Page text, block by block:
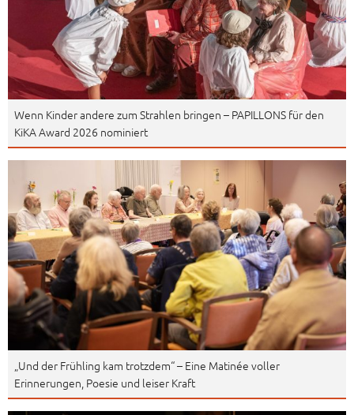
Wenn Kinder andere zum Strahlen bringen – PAPILLONS für den
KiKA Award 2026 nominiert
„Und der Frühling kam trotzdem“ – Eine Matinée voller
Erinnerungen, Poesie und leiser Kraft